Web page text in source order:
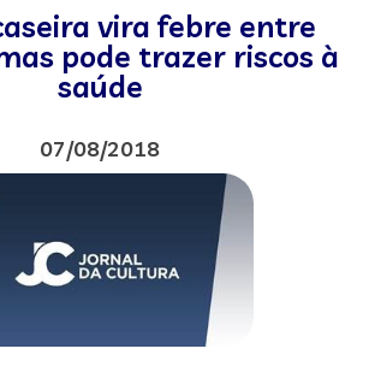
vira febre entre
pode trazer riscos à
saúde
07/08/2018